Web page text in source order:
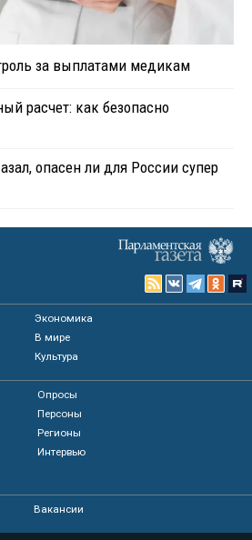
за выплатами медикам
расчет: как безопасно
опасен ли для России супер
Экономика
В мире
Культура
Опросы
Персоны
Регионы
Интервью
Вакансии